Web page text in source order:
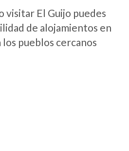
visitar El Guijo puedes
de alojamientos en
pueblos cercanos